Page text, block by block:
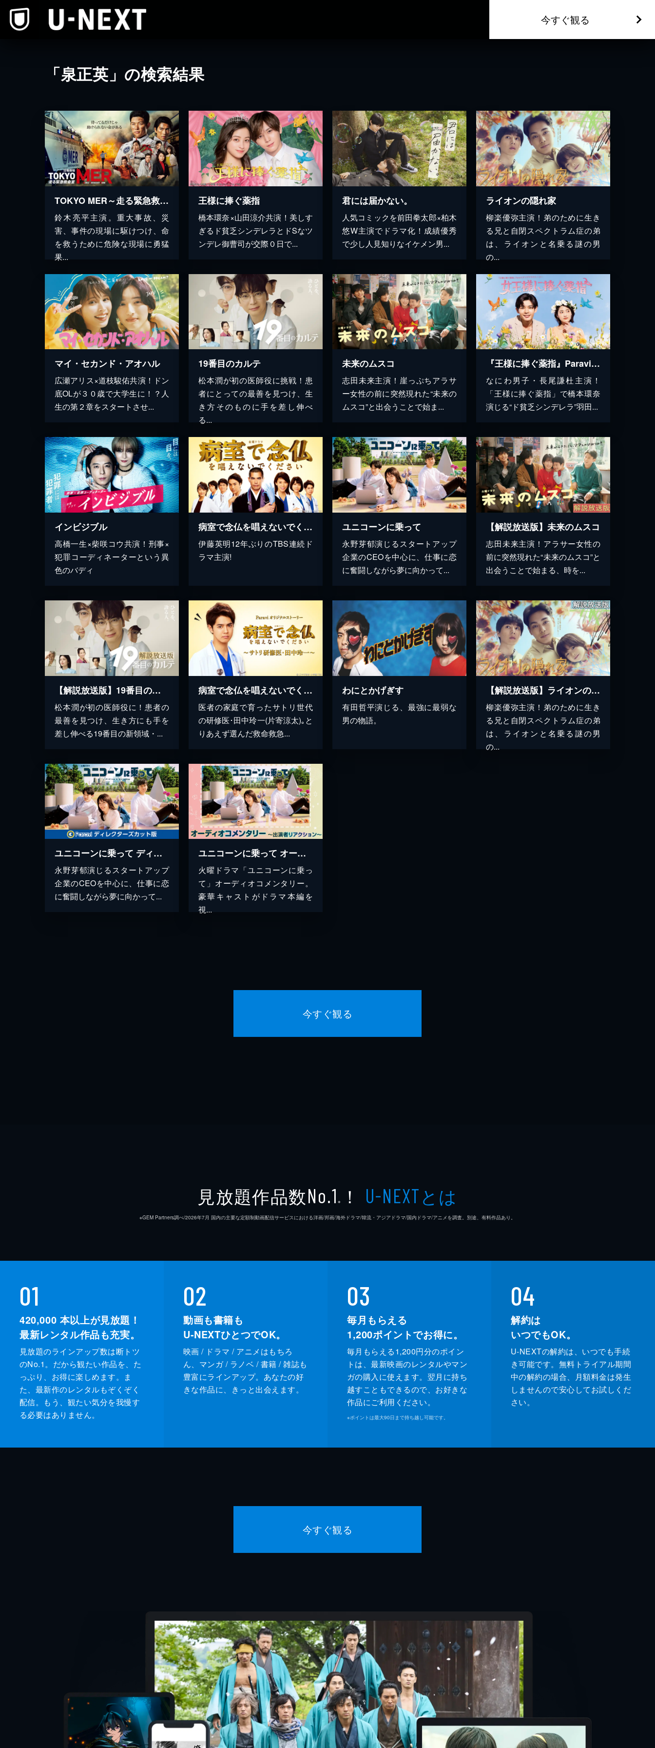
今すぐ観る
「泉正英」の検索結果
TOKYO MER～走る緊急救命室～
鈴木亮平主演。重大事故、災
害、事件の現場に駆けつけ、命
を救うために危険な現場に勇猛
果...
王様に捧ぐ薬指
橋本環奈×山田涼介共演！美しす
ぎるド貧乏シンデレラとドSなツ
ンデレ御曹司が交際０日で...
君には届かない。
人気コミックを前田拳太郎×柏木
悠W主演でドラマ化！成績優秀
で少し人見知りなイケメン男...
ライオンの隠れ家
柳楽優弥主演！弟のために生き
る兄と自閉スペクトラム症の弟
は、ライオンと名乗る謎の男
の...
マイ・セカンド・アオハル
広瀬アリス×道枝駿佑共演！ドン
底OLが３０歳で大学生に！？人
生の第２章をスタートさせ...
19番目のカルテ
松本潤が初の医師役に挑戦！患
者にとっての最善を見つけ、生
き方そのものに手を差し伸べ
る...
未来のムスコ
志田未来主演！崖っぷちアラサ
ー女性の前に突然現れた“未来の
ムスコ”と出会うことで始ま...
『王様に捧ぐ薬指』Paraviオリジナルストーリー「女王様に捧ぐ薬指」
なにわ男子・長尾謙杜主演！
「王様に捧ぐ薬指」で橋本環奈
演じる“ド貧乏シンデレラ”羽田...
インビジブル
高橋一生×柴咲コウ共演！刑事×
犯罪コーディネーターという異
色のバディ
病室で念仏を唱えないでください
伊藤英明12年ぶりのTBS連続ド
ラマ主演!
ユニコーンに乗って
永野芽郁演じるスタートアップ
企業のCEOを中心に、仕事に恋
に奮闘しながら夢に向かって...
【解説放送版】未来のムスコ
志田未来主演！アラサー女性の
前に突然現れた“未来のムスコ”と
出会うことで始まる、時を...
【解説放送版】19番目のカルテ
松本潤が初の医師役に！患者の
最善を見つけ、生き方にも手を
差し伸べる19番目の新領域・...
病室で念仏を唱えないでください ～サトリ研修医･田中玲一～
医者の家庭で育ったサトリ世代
の研修医･田中玲一(片寄涼太)｡と
りあえず選んだ救命救急...
わにとかげぎす
有田哲平演じる、最強に最弱な
男の物語。
【解説放送版】ライオンの隠れ家
柳楽優弥主演！弟のために生き
る兄と自閉スペクトラム症の弟
は、ライオンと名乗る謎の男
の...
ユニコーンに乗って ディレクターズカット版
永野芽郁演じるスタートアップ
企業のCEOを中心に、仕事に恋
に奮闘しながら夢に向かって...
ユニコーンに乗って オーディオコメンタリー～出演者リアクション～
火曜ドラマ「ユニコーンに乗っ
て」オーディオコメンタリー。
豪華キャストがドラマ本編を
視...
今すぐ観る
見放題作品数No.1 ※ ！ U-NEXTとは
※GEM Partners調べ/2026年7⽉ 国内の主要な定額制動画配信サービスにおける洋画/邦画/海外ドラマ/韓流・アジアドラマ/国内ドラマ/アニメを調査。別途、有料作品あり。
01
420,000 本以上が見放題！
最新レンタル作品も充実。
見放題のラインアップ数は断トツ
のNo.1。だから観たい作品を、た
っぷり、お得に楽しめます。ま
た、最新作のレンタルもぞくぞく
配信。もう、観たい気分を我慢す
る必要はありません。
02
動画も書籍も
U-NEXTひとつでOK。
映画 / ドラマ / アニメはもちろ
ん、マンガ / ラノベ / 書籍 / 雑誌も
豊富にラインアップ。あなたの好
きな作品に、きっと出会えます。
03
毎月もらえる
1,200ポイントでお得に。
毎月もらえる1,200円分のポイン
トは、最新映画のレンタルやマン
ガの購入に使えます。翌月に持ち
越すこともできるので、お好きな
作品にご利用ください。
※ポイントは最大90日まで持ち越し可能です。
04
解約は
いつでもOK。
U-NEXTの解約は、いつでも手続
き可能です。無料トライアル期間
中の解約の場合、月額料金は発生
しませんので安心してお試しくだ
さい。
今すぐ観る